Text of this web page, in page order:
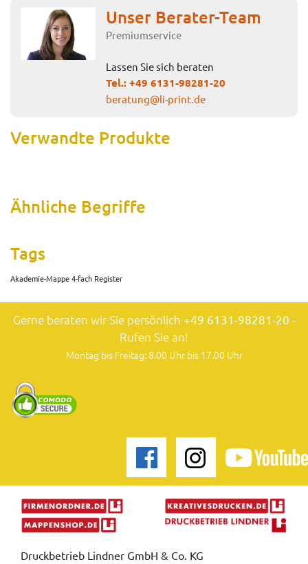
Unser Berater-Team
Premiumservice
Lassen Sie sich beraten
Tel.:+49 6131-98281-20
beratung@li-print.de
Verwandte Produkte
Ähnliche Begriffe
Tags
Akademie-Mappe 4-fach Register
Gerne beraten wir Sie persönlich +49 6131-98281-20 -
Rufen Sie an!
Montag bis Freitag: 8.00 Uhr bis 17.00 Uhr
Druckbetrieb Lindner GmbH & Co. KG